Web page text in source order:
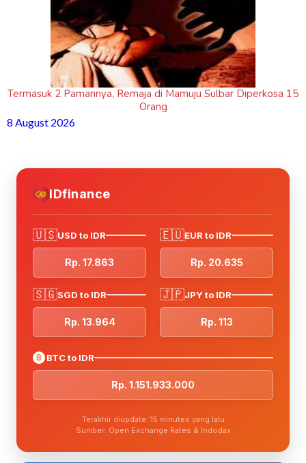
Termasuk 2 Pamannya, Remaja di Mamuju Sulbar Diperkosa 15
Orang
8 August 2026
IDfinance
🇺🇸USD to IDR
Rp. 17.863
🇪🇺EUR to IDR
Rp. 20.635
🇸🇬SGD to IDR
Rp. 13.964
🇯🇵JPY to IDR
Rp. 113
₿ BTC to IDR
Rp. 1.151.933.000
Terakhir diupdate: 15 minutes yang lalu
Sumber: Open Exchange Rates & Indodax